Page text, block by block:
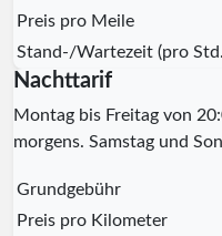
Preis pro Meile
Stand-/Wartezeit (pro
Nachttarif
Montag bis Freitag von
morgens. Samstag und
Grundgebühr
Preis pro Kilometer